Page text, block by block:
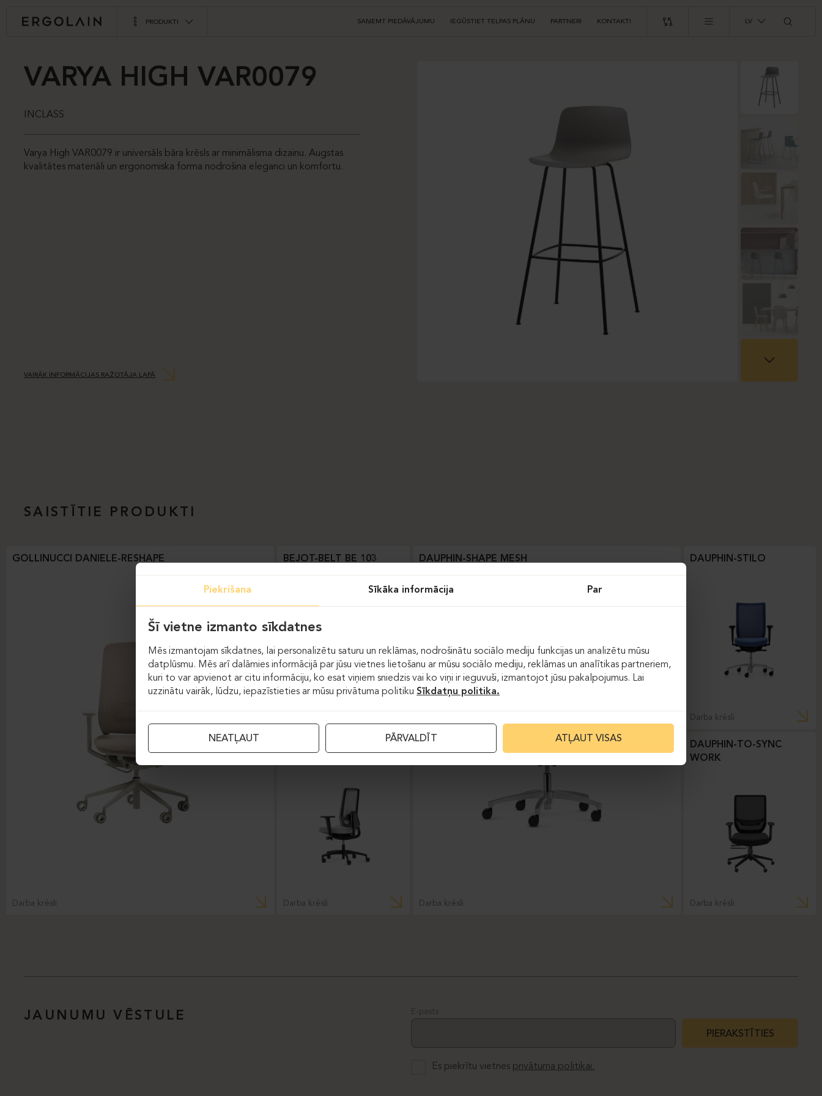
PRODUKTI SAŅEMT PIEDĀVĀJUMU IEGŪSTIET TELPAS PLĀNU PARTNERI KONTAKTI LV
VARYA HIGH VAR0079
INCLASS
Varya High VAR0079 ir universāls bāra krēsls ar minimālisma dizainu. Augstas
kvalitātes materiāli un ergonomiska forma nodrošina eleganci un komfortu.
VAIRĀK INFORMĀCIJAS RAŽOTĀJA LAPĀ
SAISTĪTIE PRODUKTI
GOLLINUCCI DANIELE-RESHAPE
Darba krēsli
BEJOT-BELT BE 103
Darba krēsli
DAUPHIN-SHAPE MESH
Darba krēsli
DAUPHIN-STILO
Darba krēsli
DAUPHIN-TO-SYNC
WORK
Darba krēsli
JAUNUMU VĒSTULE E-pasts
Es piekrītu vietnes privātuma politikai.
PIERAKSTĪTIES
Piekrišana Sīkāka informācija Par
Šī vietne izmanto sīkdatnes
Mēs izmantojam sīkdatnes, lai personalizētu saturu un reklāmas, nodrošinātu sociālo mediju funkcijas un analizētu mūsu
datplūsmu. Mēs arī dalāmies informācijā par jūsu vietnes lietošanu ar mūsu sociālo mediju, reklāmas un analītikas partneriem,
kuri to var apvienot ar citu informāciju, ko esat viņiem sniedzis vai ko viņi ir ieguvuši, izmantojot jūsu pakalpojumus. Lai
uzzinātu vairāk, lūdzu, iepazīstieties ar mūsu privātuma politiku Sīkdatņu politika.
NEATĻAUT PĀRVALDĪT ATĻAUT VISAS